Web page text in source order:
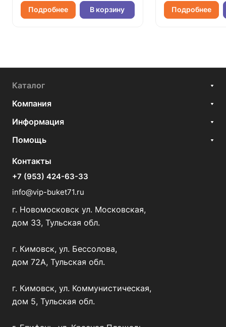
Подробнее В корзину Подробнее
Каталог
Компания
Информация
Помощь
Контакты
+7 (953) 424-63-33
info@vip-buket71.ru
г. Новомосковск ул. Московская,
дом 33, Тульская обл.
г. Кимовск, ул. Бессолова,
дом 72А, Тульская обл.
г. Кимовск, ул. Коммунистическая,
дом 5, Тульская обл.